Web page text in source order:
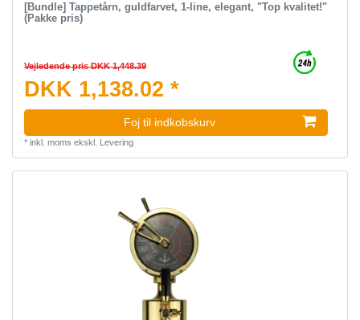
[Bundle] Tappetårn, guldfarvet, 1-line, elegant, "Top kvalitet!"
(Pakke pris)
Vejledende pris DKK 1,448.39
DKK 1,138.02 *
Foj til indkobskurv
* inkl. moms ekskl. Levering